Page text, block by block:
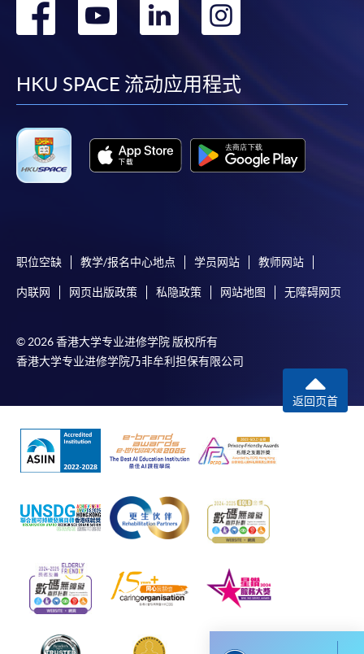
表格後，請連同報名費/學費以及所需證明文件親
往報名中心或以郵遞方式遞交。
報讀同一學歷頒授課程內其他單元
​學院為學歷頒授課程特設「註冊及學費通知」，適
用於一般學歷頒授課程。
何疑問，請詳閱個別課程資料，或聯絡有關課程負責
課程/科目報名注意事項:
選用網上報名服務必須在已接駁互聯網及支援
Google Chrome瀏覽器。
申請人不應閒置申請超過10分鐘。否則，申請人
網上報名只支援「提早報讀優惠」。如需享用其他
報讀優惠，請親臨學院的報名中心報名。
統處理上為兩個不同的程序，成功付款並不保證成
功被獲取錄。任何不成功的申請，課程組職員將儘
快與 閣下聯絡。
申請人應注意，不論親身或網上報讀，相同的課
转
facebook
转
youtube
转
linkedin
转
HKU SPACE 流动应用程式
职位空缺 教学/报名中心地点 学员网站 教师网站
内联网 网页出版政策 私隐政策 网站地图 无障碍网页
© 2026 香港大学专业进修学院 版权所有
香港大学专业进修学院乃非牟利担保有限公司
返回页首